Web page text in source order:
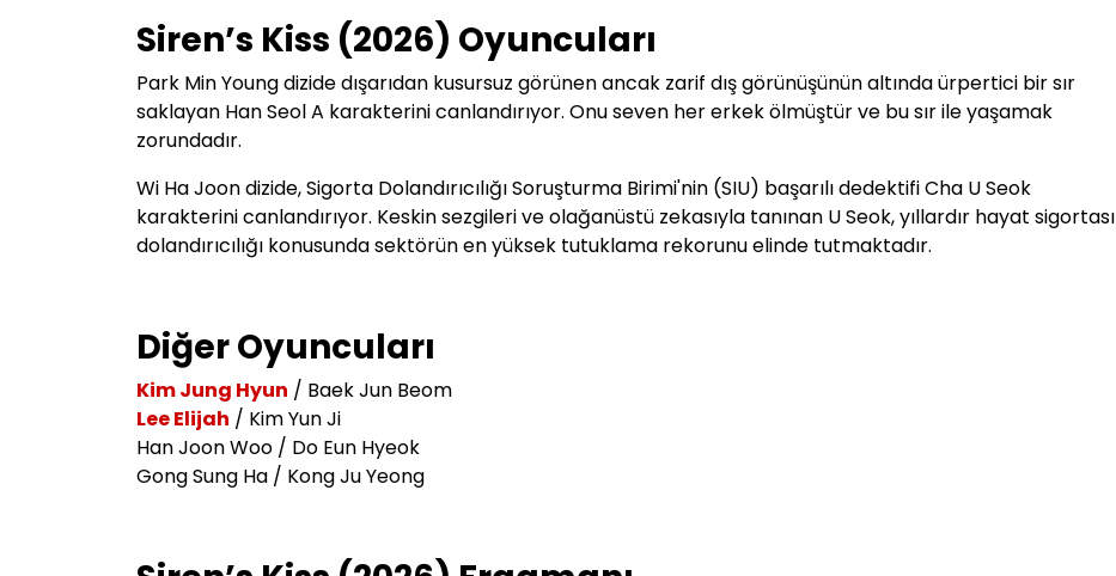
Siren’s Kiss (2026) Oyuncuları
Park Min Young dizide dışarıdan kusursuz görünen ancak zarif dış görünüşünün altında ürpertici bir sır
saklayan Han Seol A karakterini canlandırıyor. Onu seven her erkek ölmüştür ve bu sır ile yaşamak
zorundadır.
Wi Ha Joon dizide, Sigorta Dolandırıcılığı Soruşturma Birimi'nin (SIU) başarılı dedektifi Cha U Seok
karakterini canlandırıyor. Keskin sezgileri ve olağanüstü zekasıyla tanınan U Seok, yıllardır hayat sigortası
dolandırıcılığı konusunda sektörün en yüksek tutuklama rekorunu elinde tutmaktadır.
Diğer Oyuncuları
Kim Jung Hyun / Baek Jun Beom
Lee Elijah / Kim Yun Ji
Han Joon Woo / Do Eun Hyeok
Gong Sung Ha / Kong Ju Yeong